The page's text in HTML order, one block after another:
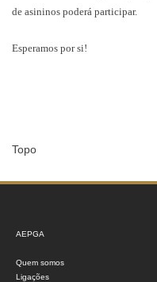
de asininos poderá participar.
Esperamos por si!
Topo
AEPGA
Quem somos
Ligações